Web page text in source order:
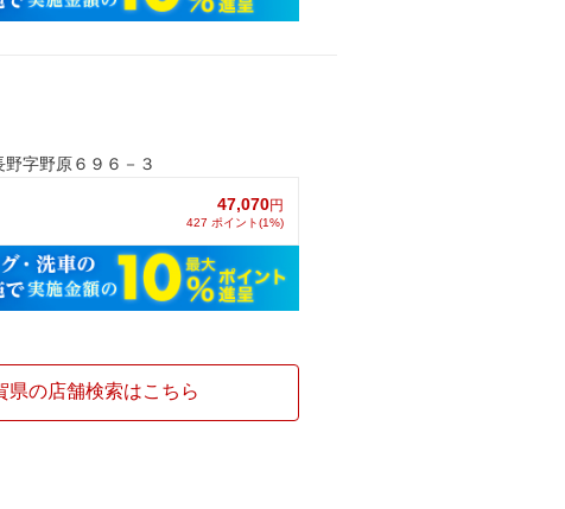
字野原６９６－３
47,070円
427 ポイント(1%)
県の店舗検索はこちら